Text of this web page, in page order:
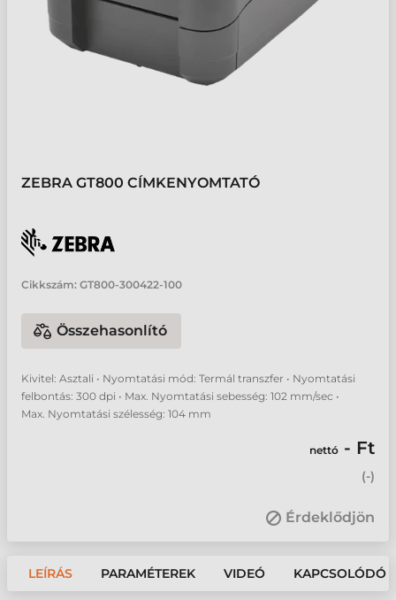
ZEBRA GT800 CÍMKENYOMTATÓ
Cikkszám: GT800-300422-100
Összehasonlító
Kivitel: Asztali • Nyomtatási mód: Termál transzfer • Nyomtatási
felbontás: 300 dpi • Max. Nyomtatási sebesség: 102 mm/sec •
Max. Nyomtatási szélesség: 104 mm
nettó - Ft
(-)
Érdeklődjön
LEÍRÁS PARAMÉTEREK VIDEÓ KAPCSOLÓDÓ